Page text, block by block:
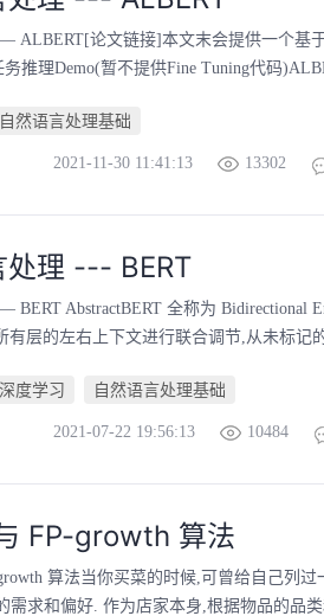
ALBERT[论文链接]本文末会提供一个基
推理Demo(暂不提供Fine Tuning代码
自然语言处理基础
2021-11-30 11:41:13 13302
处理 --- BERT
BERT AbstractBERT 全称为 Bidirectional
有层的左右上下文进行联合调节,从未标记
深度学习 自然语言处理基础
2021-07-22 19:56:13 10484
FP-growth 算法
算法当你买菜的时候,可曾给自己列
需求和偏好. 作为店家本身,根据物品的品